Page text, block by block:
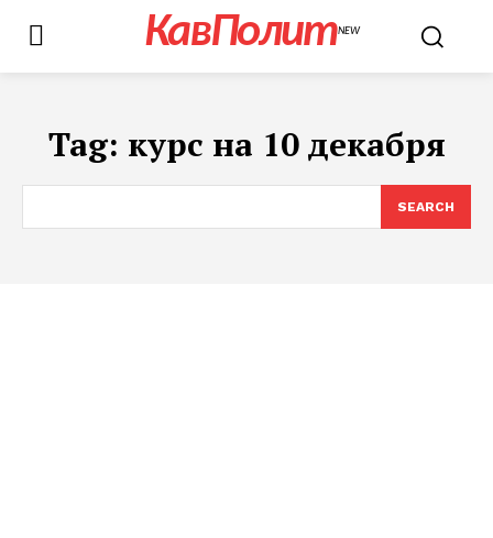
КавПолитNEW
Tag: курс на 10 декабря
SEARCH